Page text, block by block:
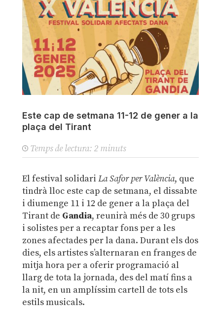
Este cap de setmana 11-12 de gener a la
plaça del Tirant
Temps de lectura: 2 minuts
El festival solidari La Safor per València, que
tindrà lloc este cap de setmana, el dissabte
i diumenge 11 i 12 de gener a la plaça del
Tirant de Gandia, reunirà més de 30 grups
i solistes per a recaptar fons per a les
zones afectades per la dana. Durant els dos
dies, els artistes s’alternaran en franges de
mitja hora per a oferir programació al
llarg de tota la jornada, des del matí fins a
la nit, en un amplíssim cartell de tots els
estils musicals.